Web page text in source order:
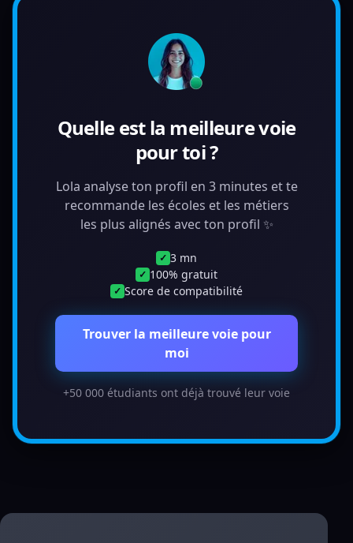
Quelle est la meilleure voie
pour toi ?
Lola analyse ton profil en 3 minutes et te
recommande les écoles et les métiers
les plus alignés avec ton profil ✨
✓ 3 mn
✓ 100% gratuit
✓ Score de compatibilité
Trouver la meilleure voie pour
moi
+50 000 étudiants ont déjà trouvé leur voie